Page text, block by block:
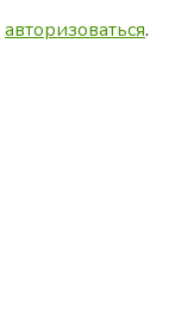
авторизоваться.